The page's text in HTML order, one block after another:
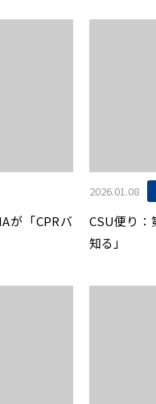
が「CPRバ
2026.01.08
CSU便り：
知る」